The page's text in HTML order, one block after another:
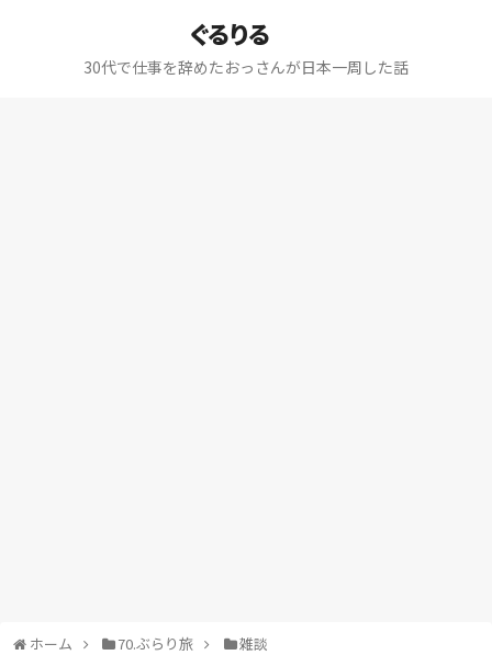
ぐるりる
30代で仕事を辞めたおっさんが日本一周した話
ホーム 70.ぶらり旅 雑談